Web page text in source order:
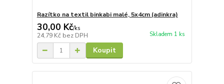
Razítko na textil binkabi malé, 5x4cm (adinkra)
30,00 Kč/ks
24,79 Kč bez DPH Skladem 1 ks
Koupit